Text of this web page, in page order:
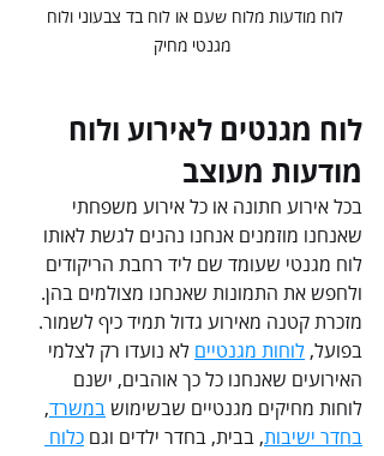
לוח מודעות מלוח שעם או לוח בד צבעוני ולוח
מגנטי מחיק
לוח מגנטים לאירוע ולוח
מודעות מעוצב
בכל אירוע חתונה או כל אירוע משפחתי
שאנחנו מוזמנים אנחנו נהנים לגשת לאותו
לוח מגנטי שעומד שם ליד רחבת הריקודים
ולחפש את התמונות שאנחנו מצולמים בהן.
מזכרת קטנה מאירוע גדול תמיד כיף לשמור.
בפועל, לוחות מגנטיים לא נועדו רק לצלמי
האירועים שאנחנו כל כך אוהבים, ישנם
לוחות מחיקים מגנטיים שבשימוש במשרד,
בחדר ישיבות, בבית, בחדר ילדים וגם כלוח